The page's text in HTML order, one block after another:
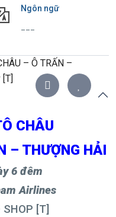
Ngôn ngữ
CHÂU
– THƯỢNG HẢI
6 đêm
Airlines
[T]